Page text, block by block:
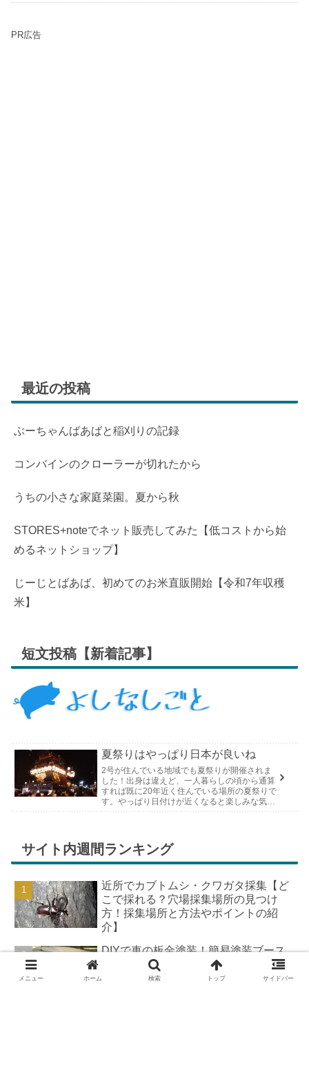
PR広告
最近の投稿
ぶーちゃんばあばと稲刈りの記録
コンバインのクローラーが切れたから
うちの小さな家庭菜園。夏から秋
STORES+noteでネット販売してみた【低コストから始
めるネットショップ】
じーじとばあば、初めてのお米直販開始【令和7年収穫
米】
短文投稿【新着記事】
夏祭りはやっぱり日本が良いね
2号が住んでいる地域でも夏祭りが開催されま
した！出身は違えど、一人暮らしの頃から通算
すれば既に20年近く住んでいる場所の夏祭りで
す。やっぱり日付けが近くなると楽しみな気持
サイト内週間ランキング
近所でカブトムシ・クワガタ採集【ど
こで採れる？穴場採集場所の見つけ
方！採集場所と方法やポイントの紹
介】
DIYで車の板金塗装！簡易塗装ブース
メニュー ホーム 検索 トップ サイドバー